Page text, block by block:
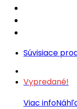
Súvisiace
Vypredané!
Viac info